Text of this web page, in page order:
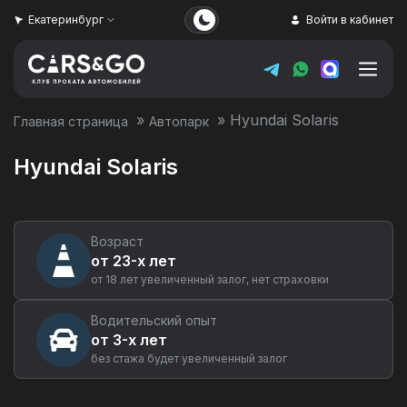
Екатеринбург Войти в кабинет
Главная страница » Автопарк » Hyundai Solaris
Hyundai Solaris
Возраст
от 23-х лет
от 18 лет увеличенный залог, нет страховки
Водительский опыт
от 3-х лет
без стажа будет увеличенный залог